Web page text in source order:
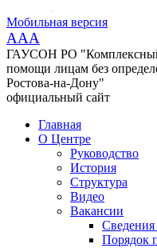
Мобильная версия
AAA
ГАУСОН РО "Комплексный
помощи лицам без
Ростова-на-Дону"
официальный сайт
Главная
О Центре
Руководство
История
Структура
Видео
Вакансии
Порядок